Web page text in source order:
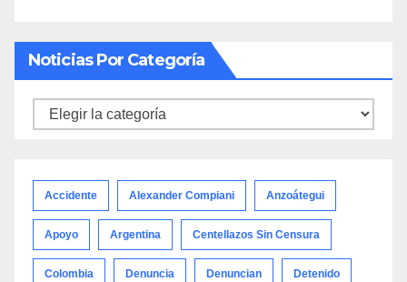
Noticias Por Categoría
Noticias
Accidente Alexander Compiani Anzoátegui
Apoyo Argentina Centellazos Sin Censura
Colombia Denuncia Denuncian Detenido